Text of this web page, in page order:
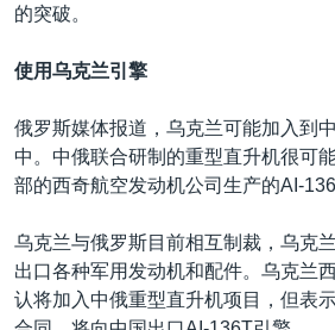
的突破。
使用乌克兰引擎
俄罗斯媒体报道，乌克兰可能加入到
中。中俄联合研制的重型直升机很可
部的西奇航空发动机公司生产的AI-
乌克兰与俄罗斯目前相互制裁，乌克
出口各种军用发动机和配件。乌克兰
认将加入中俄重型直升机项目，但表